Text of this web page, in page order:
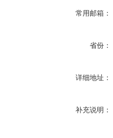
常用邮箱：
省份：
详细地址：
补充说明：